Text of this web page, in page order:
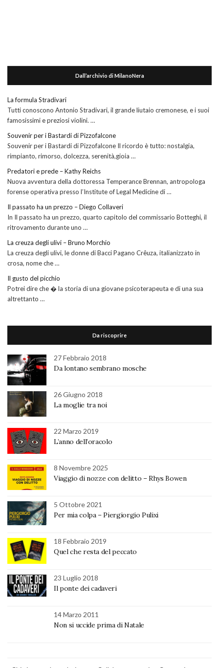
Dall’archivio di MilanoNera
La formula Stradivari
Tutti conoscono Antonio Stradivari, il grande liutaio cremonese, e i suoi
famosissimi e preziosi violini. …
Souvenir per i Bastardi di Pizzofalcone
Souvenir per i Bastardi di Pizzofalcone Il ricordo è tutto: nostalgia,
rimpianto, rimorso, dolcezza, serenità,gioia …
Predatori e prede – Kathy Reichs
Nuova avventura della dottoressa Temperance Brennan, antropologa
forense operativa presso l’Institute of Legal Medicine di …
Il passato ha un prezzo – Diego Collaveri
In Il passato ha un prezzo, quarto capitolo del commissario Botteghi, il
ritrovamento durante uno …
La creuza degli ulivi – Bruno Morchio
La creuza degli ulivi, le donne di Bacci Pagano Crêuza, italianizzato in
crosa, nome che …
Il gusto del picchio
Potrei dire che � la storia di una giovane psicoterapeuta e di una sua
altrettanto …
Da riscoprire
27 Febbraio 2018
Da lontano sembrano mosche
26 Giugno 2018
La moglie tra noi
22 Marzo 2019
L’anno dell’oracolo
8 Novembre 2025
Viaggio di nozze con delitto – Rhys Bowen
5 Ottobre 2021
Per mia colpa – Piergiorgio Pulixi
18 Febbraio 2019
Quel che resta del peccato
23 Luglio 2018
Il ponte dei cadaveri
14 Marzo 2011
Non si uccide prima di Natale